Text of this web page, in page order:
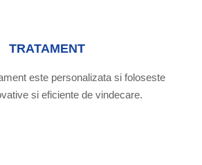
TRATAMENT
este personalizata si foloseste
si eficiente de vindecare.